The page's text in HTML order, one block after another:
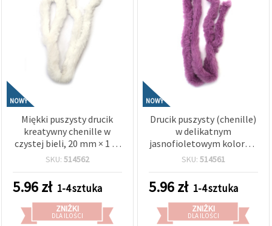
NOWY
Miękki puszysty drucik
kreatywny chenille w
czystej bieli, 20 mm × 1 m
– idealny do eleganckich
projektów DIY
SKU: 514562
5.96zł 1-4 sztuka
ZNIŻKI
DLA ILOŚCI
NOWY
Drucik puszysty (chenille)
w delikatnym
jasnofioletowym kolorze,
20 mm × 1 m – do
projektów DIY
SKU: 514561
5.96zł 1-4 sztuka
ZNIŻKI
DLA ILOŚCI